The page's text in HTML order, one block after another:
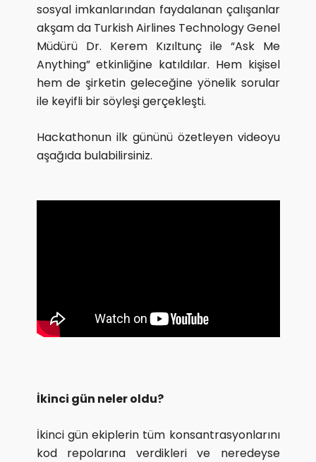
sosyal imkanlarından faydalanan çalışanlar
akşam da Turkish Airlines Technology Genel
Müdürü Dr. Kerem Kızıltunç ile “Ask Me
Anything” etkinliğine katıldılar. Hem kişisel
hem de şirketin geleceğine yönelik sorular
ile keyifli bir söyleşi gerçekleşti.
Hackathonun ilk gününü özetleyen videoyu
aşağıda bulabilirsiniz.
İkinci gün neler oldu?
İkinci gün ekiplerin tüm konsantrasyonlarını
kod repolarına verdikleri ve neredeyse